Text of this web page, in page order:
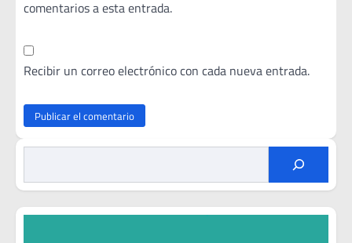
comentarios a esta entrada.
Recibir un correo electrónico con cada nueva entrada.